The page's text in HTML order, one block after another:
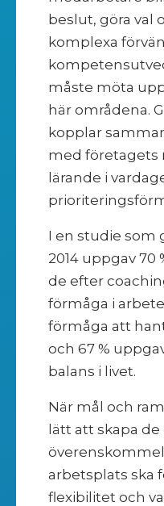
beslut, göra val
komplexa
måste möta
här områdena.
kopplar
med företagets
lärande i
I en studie som
2014 uppgav 70
de efter
förmåga i
förmåga att
och 67 %
balans i livet.
När mål och
lätt att skapa
arbetsplats ska
flexibilitet och